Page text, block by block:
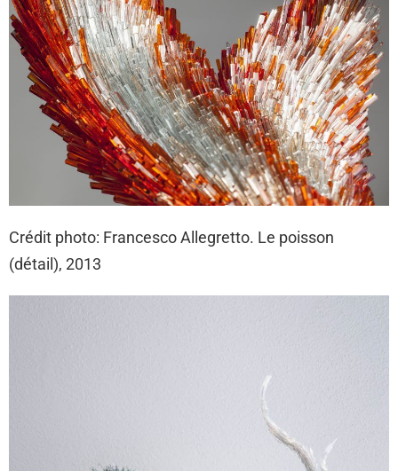
Crédit photo: Francesco Allegretto. Le poisson
(détail), 2013